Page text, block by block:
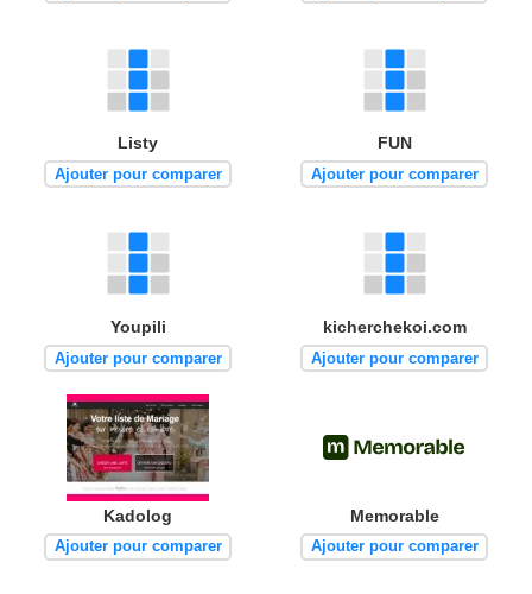
Listy
Ajouter pour comparer
FUN
Ajouter pour comparer
Youpili
Ajouter pour comparer
kicherchekoi.com
Ajouter pour comparer
Kadolog
Ajouter pour comparer
Memorable
Ajouter pour comparer